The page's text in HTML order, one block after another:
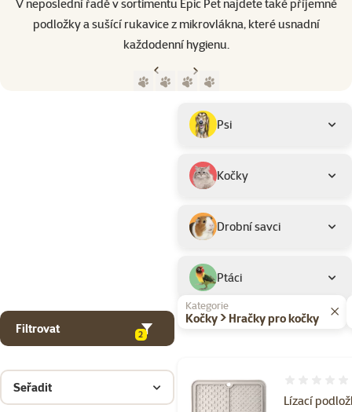
V neposlední řadě v sortimentu Epic Pet najdete také příjemné
podložky a sušící rukavice z mikrovlákna, které usnadní
každodenní hygienu.
Předchozí stranaNásledující strana
Podkategorie
Psi
Kočky
Drobní savci
Ptáci
Filtrovat 2
Kategorie
Kočky > Hračky pro kočky
Seřadit
Lízací